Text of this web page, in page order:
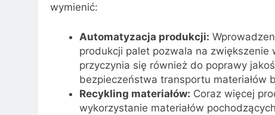
wymienić:
Automatyzacja produkcji:
produkcji palet pozwala na
przyczynia się również do poprawy
bezpieczeństwa transportu materiałów
Recykling materiałów: Coraz więcej
wykorzystanie materiałów